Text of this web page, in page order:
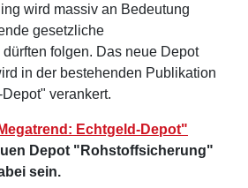
wird massiv an Bedeutung
gesetzliche
folgen. Das neue Depot
in der bestehenden Publikation
verankert.
Echtgeld-Depot"
Depot "Rohstoffsicherung"
sein.